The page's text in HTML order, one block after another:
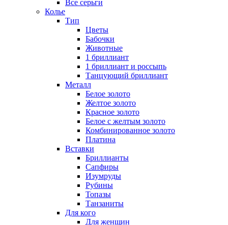
Все серьги
Колье
Тип
Цветы
Бабочки
Животные
1 бриллиант
1 бриллиант и россыпь
Танцующий бриллиант
Металл
Белое золото
Желтое золото
Красное золото
Белое с желтым золото
Комбинированное золото
Платина
Вставки
Бриллианты
Сапфиры
Изумруды
Рубины
Топазы
Танзаниты
Для кого
Для женщин